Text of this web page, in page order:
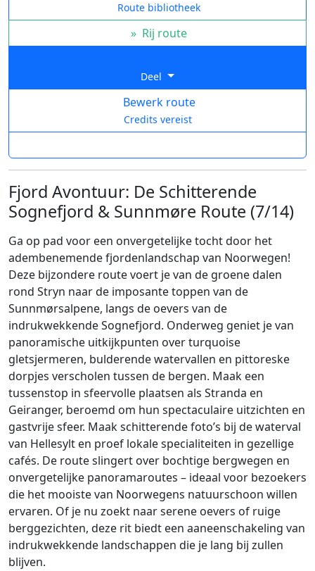
Route bibliotheek
» Rij route
Deel
Bewerk route
Credits vereist
Fjord Avontuur: De Schitterende
Sognefjord & Sunnmøre Route (7/14)
Ga op pad voor een onvergetelijke tocht door het
adembenemende fjordenlandschap van Noorwegen!
Deze bijzondere route voert je van de groene dalen
rond Stryn naar de imposante toppen van de
Sunnmørsalpene, langs de oevers van de
indrukwekkende Sognefjord. Onderweg geniet je van
panoramische uitkijkpunten over turquoise
gletsjermeren, bulderende watervallen en pittoreske
dorpjes verscholen tussen de bergen. Maak een
tussenstop in sfeervolle plaatsen als Stranda en
Geiranger, beroemd om hun spectaculaire uitzichten en
gastvrije sfeer. Maak schitterende foto’s bij de waterval
van Hellesylt en proef lokale specialiteiten in gezellige
cafés. De route slingert over bochtige bergwegen en
onvergetelijke panoramaroutes – ideaal voor bezoekers
die het mooiste van Noorwegens natuurschoon willen
ervaren. Of je nu zoekt naar serene oevers of ruige
berggezichten, deze rit biedt een aaneenschakeling van
indrukwekkende landschappen die je lang bij zullen
blijven.